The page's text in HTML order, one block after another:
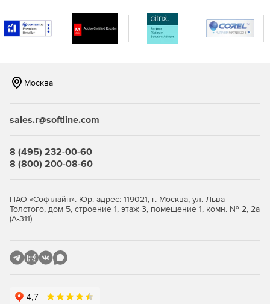
Москва
sales.r@softline.com
8 (495) 232-00-60
8 (800) 200-08-60
ПАО «Софтлайн». Юр. адрес: 119021, г. Москва, ул. Льва
Толстого, дом 5, строение 1, этаж 3, помещение 1, комн. № 2, 2а
(А-311)